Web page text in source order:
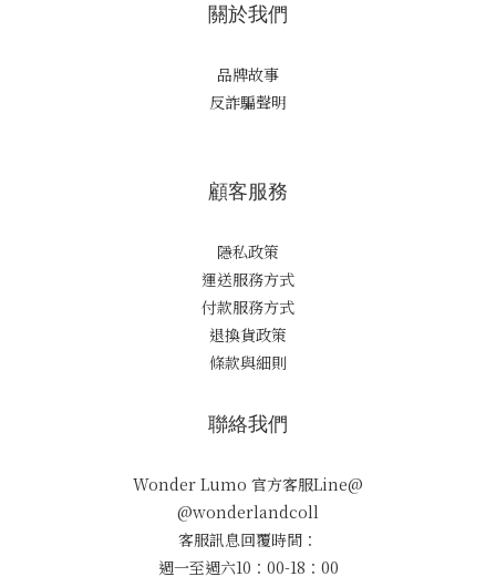
關於我們
品牌故事
反詐騙聲明
顧客服務
隱私政策
運送服務方式
付款服務方式
退換貨政策
條款與細則
聯絡我們
Wonder Lumo 官方客服Line@
@wonderlandcoll
客服訊息回覆時間：
週一至週六10：00-18：00